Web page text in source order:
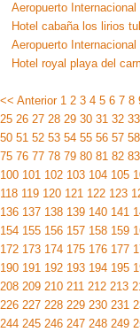
Aeropuerto
Hotel cabaña los lirios
Aeropuerto
Hotel royal playa del
<< Anterior 1 2 3 4 5 6 7 8
25 26 27 28 29 30 31 32 33
50 51 52 53 54 55 56 57 58
75 76 77 78 79 80 81 82 83
100 101 102 103 104 105
118 119 120 121 122 123
136 137 138 139 140 141
154 155 156 157 158 159
172 173 174 175 176 177
190 191 192 193 194 195
208 209 210 211 212 213
226 227 228 229 230 231
244 245 246 247 248 249